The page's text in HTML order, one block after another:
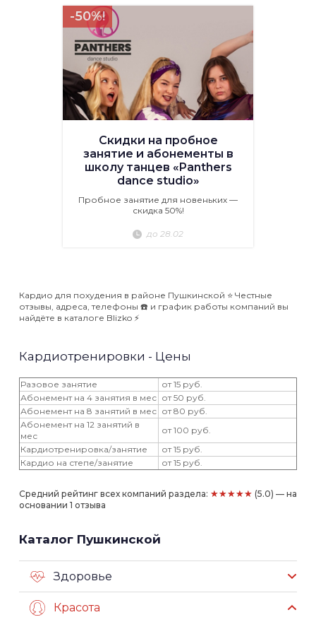
-50%!
Скидки на пробное
занятие и абонементы в
школу танцев «Panthers
dance studio»
Пробное занятие для новеньких —
скидка 50%!
до 28.02
Кардио для похудения в районе Пушкинской ⭐️ Честные
отзывы, адреса, телефоны ☎️ и график работы компаний вы
найдёте в каталоге Blizko ⚡️
Кардиотренировки - Цены
Разовое занятие
от 15 руб.
Абонемент на 4 занятия в мес от 50 руб.
Абонемент на 8 занятий в мес от 80 руб.
Абонемент на 12 занятий в
мес
от 100 руб.
Кардиотренировка/занятие
от 15 руб.
Кардио на степе/занятие
от 15 руб.
Средний рейтинг всех компаний раздела: ★★★★★ (5.0) — на
основании 1 отзыва
Каталог Пушкинской
Здоровье
Красота